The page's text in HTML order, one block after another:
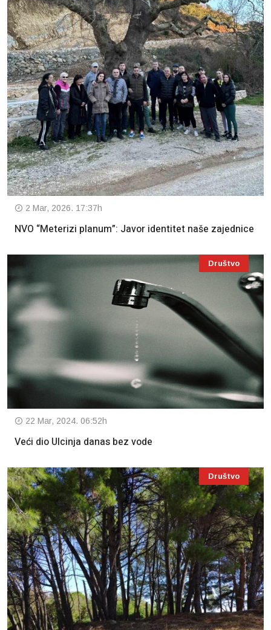
2 Mar, 2026. 17:37h
NVO “Meterizi planum”: Javor identitet naše zajednice
Društvo
22 Mar, 2024. 06:52h
Veći dio Ulcinja danas bez vode
Društvo